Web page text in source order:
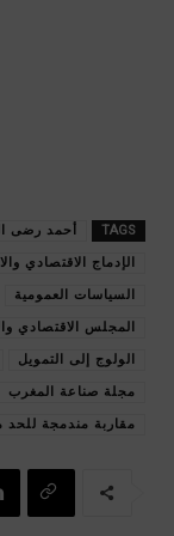
TAGS أحمد رضى
الإدماج الاقتصادي
السياسات العمومية
المجلس الاقتصادي
الولوج إلى التمويل
مجلة صناعة المغرب
مقاربة مندمجة للحد